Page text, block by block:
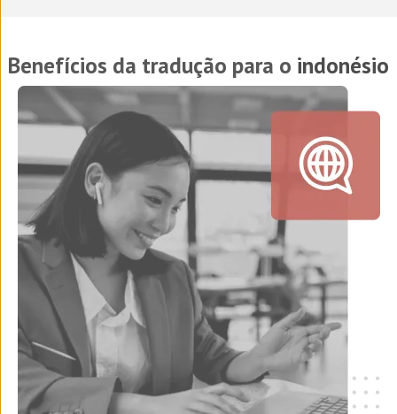
Benefícios da tradução para o indonésio